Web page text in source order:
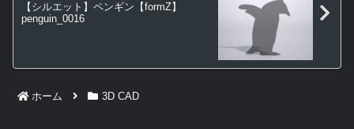
【シルエット】ペンギン【formZ】
penguin_0016
ホーム 3D CAD